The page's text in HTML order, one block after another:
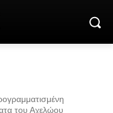
του Αχελώου